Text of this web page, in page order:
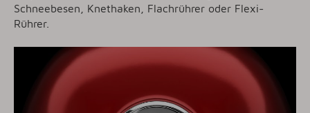
Schneebesen, Knethaken, Flachrührer oder Flexi-
Rührer.